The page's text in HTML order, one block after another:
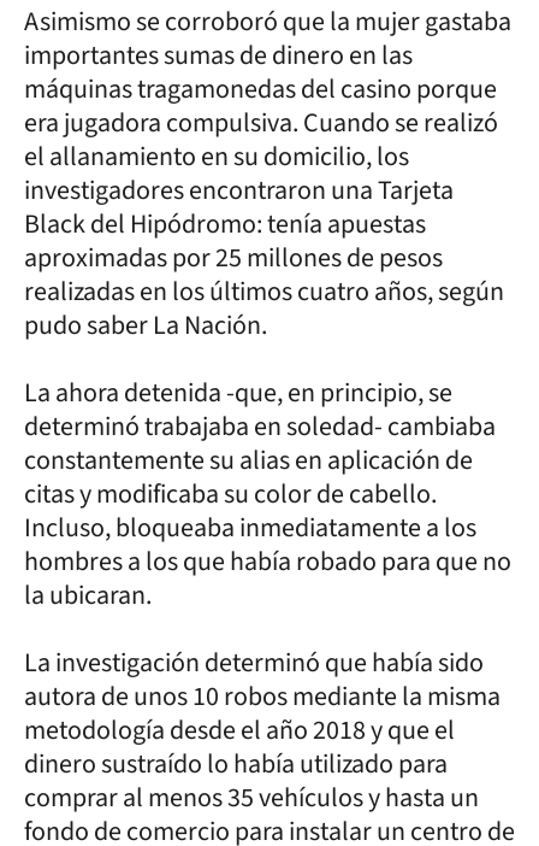
Asimismo se corroboró que la mujer gastaba
importantes sumas de dinero en las
máquinas tragamonedas del casino porque
era jugadora compulsiva. Cuando se realizó
el allanamiento en su domicilio, los
investigadores encontraron una Tarjeta
Black del Hipódromo: tenía apuestas
aproximadas por 25 millones de pesos
realizadas en los últimos cuatro años, según
pudo saber La Nación.
La ahora detenida -que, en principio, se
determinó trabajaba en soledad- cambiaba
constantemente su alias en aplicación de
citas y modificaba su color de cabello.
Incluso, bloqueaba inmediatamente a los
hombres a los que había robado para que no
la ubicaran.
La investigación determinó que había sido
autora de unos 10 robos mediante la misma
metodología desde el año 2018 y que el
dinero sustraído lo había utilizado para
comprar al menos 35 vehículos y hasta un
fondo de comercio para instalar un centro de